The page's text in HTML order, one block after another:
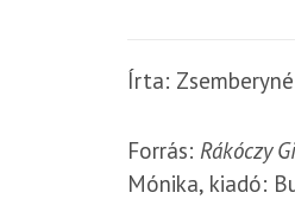
Írta:
Forrás: Rákóczy
Mónika, kiadó: